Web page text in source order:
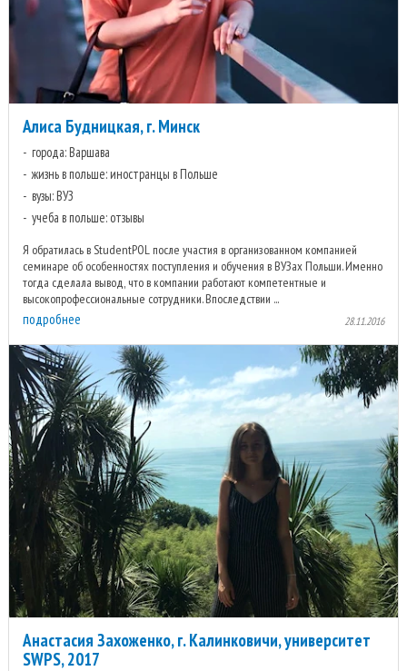
Алиса Будницкая, г. Минск
города: Варшава
жизнь в польше: иностранцы в Польше
вузы: ВУЗ
учеба в польше: отзывы
Я обратилась в StudentPOL после участия в организованном компанией
семинаре об особенностях поступления и обучения в ВУЗах Польши. Именно
тогда сделала вывод, что в компании работают компетентные и
высокопрофессиональные сотрудники. Впоследствии ...
подробнее 28.11.2016
Анастасия Захоженко, г. Калинковичи, университет
SWPS, 2017